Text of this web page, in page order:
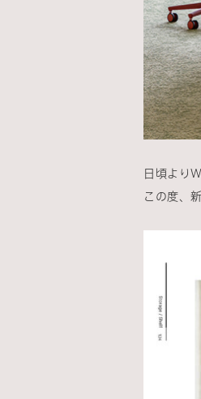
日頃より
この度、